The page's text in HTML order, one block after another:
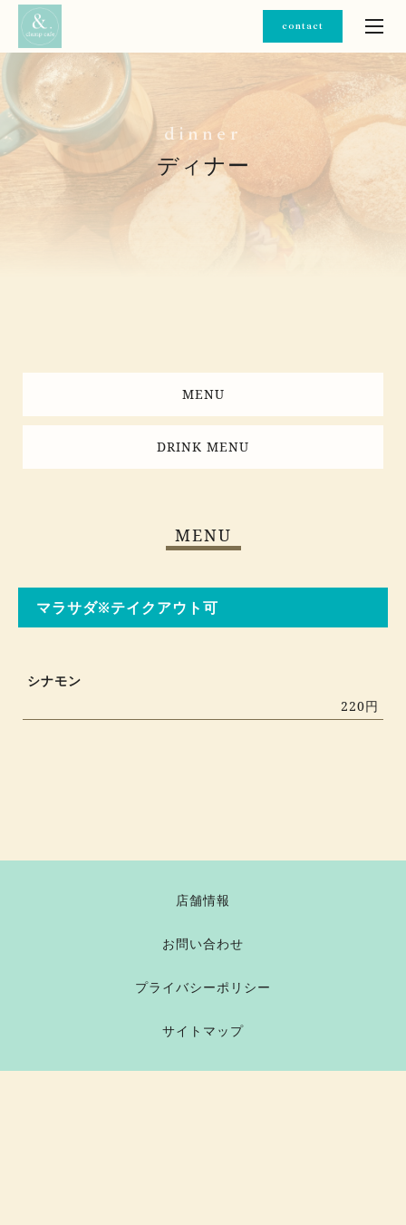
contact
ディナー
d i n n e r
MENU
DRINK MENU
MENU
マラサダ※テイクアウト可
シナモン
220円
店舗情報
お問い合わせ
プライバシーポリシー
サイトマップ